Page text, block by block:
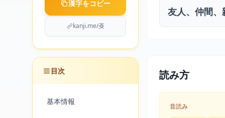
漢字をコピー
kanji.me/㕛
目次
基本情報
友人、仲間
読み方
音読み